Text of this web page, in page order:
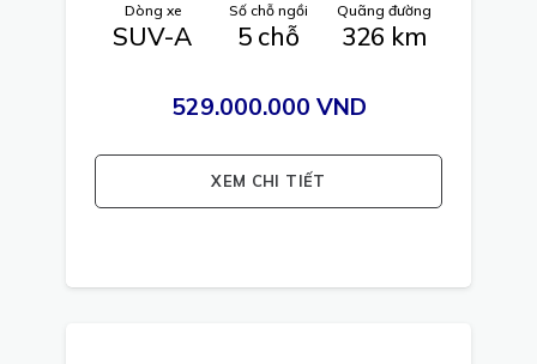
Dòng xe
SUV-A
Số chỗ ngồi
5 chỗ
Quãng đường
326 km
529.000.000 VND
XEM CHI TIẾT